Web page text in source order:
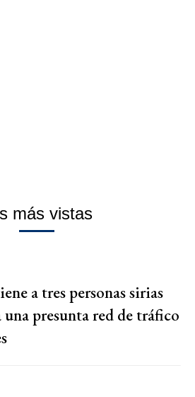
más vistas
a tres personas sirias
una presunta red de tráfico